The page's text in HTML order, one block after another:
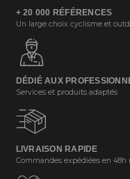
+ 20 000 RÉFÉRENCES
Un large choix cyclisme et
DÉDIÉ AUX
Services et produits adaptés
LIVRAISON RAPIDE
Commandes expédiées en 48h